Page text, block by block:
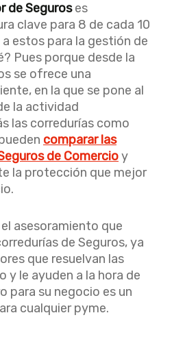
de Seguroses
clave para 8 de cada 10
estos para la gestión de
Pues porque desde la
se ofrece una
en la que se pone al
la actividad
las corredurías como
comparar las
de Comercioy
la protección que mejor
asesoramiento que
de Seguros, ya
que resuelvan las
y le ayuden a la hora de
para su negocio es un
cualquier pyme.